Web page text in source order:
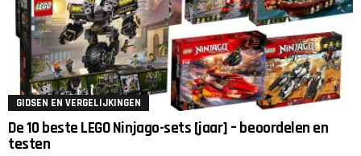
GIDSEN EN VERGELIJKINGEN
De 10 beste LEGO Ninjago-sets [jaar] – beoordelen en
testen